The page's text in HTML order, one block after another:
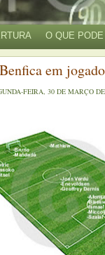
O QUE
em
FEIRA, 30 DE MARÇO